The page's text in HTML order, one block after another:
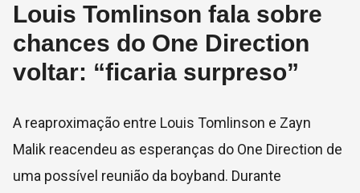
Louis Tomlinson fala sobre
chances do One Direction
voltar: “ficaria surpreso”
A reaproximação entre Louis Tomlinson e Zayn
Malik reacendeu as esperanças do One Direction de
uma possível reunião da boyband. Durante